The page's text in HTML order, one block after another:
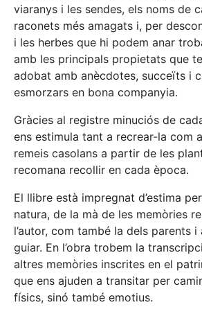
viaranys i les sendes, els noms de
raconets més amagats i, per
i les herbes que hi podem anar
amb les principals propietats que
adobat amb anècdotes, succeïts i
esmorzars en bona companyia.
Gràcies al registre minuciós de
ens estimula tant a recrear-la com
remeis casolans a partir de les
recomana recollir en cada època.
El llibre està impregnat d’estima
natura, de la mà de les memòries
l’autor, com també la dels parents
guiar. En l’obra trobem la
altres memòries inscrites en el
que ens ajuden a transitar per
físics, sinó també emotius.